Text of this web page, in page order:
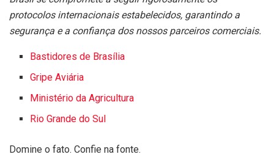
protocolos internacionais estabelecidos, garantindo a
segurança e a confiança dos nossos parceiros comerciais.
Bastidores de Brasília
Gripe Aviária
Ministério da Agricultura
Rio Grande do Sul
Domine o fato. Confie na fonte.